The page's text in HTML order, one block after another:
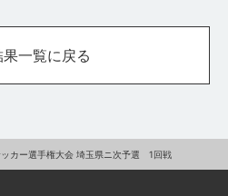
一覧に戻る
カー選手権大会 埼玉県ニ次予選 1回戦